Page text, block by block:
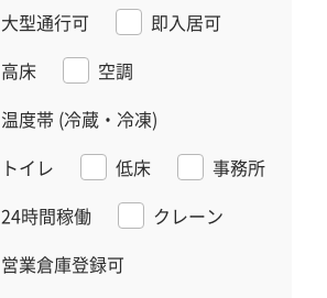
大型通行可
即入居可
高床
空調
温度帯 (冷蔵・冷凍)
トイレ
低床
事務所
24時間稼働
クレーン
営業倉庫登録可